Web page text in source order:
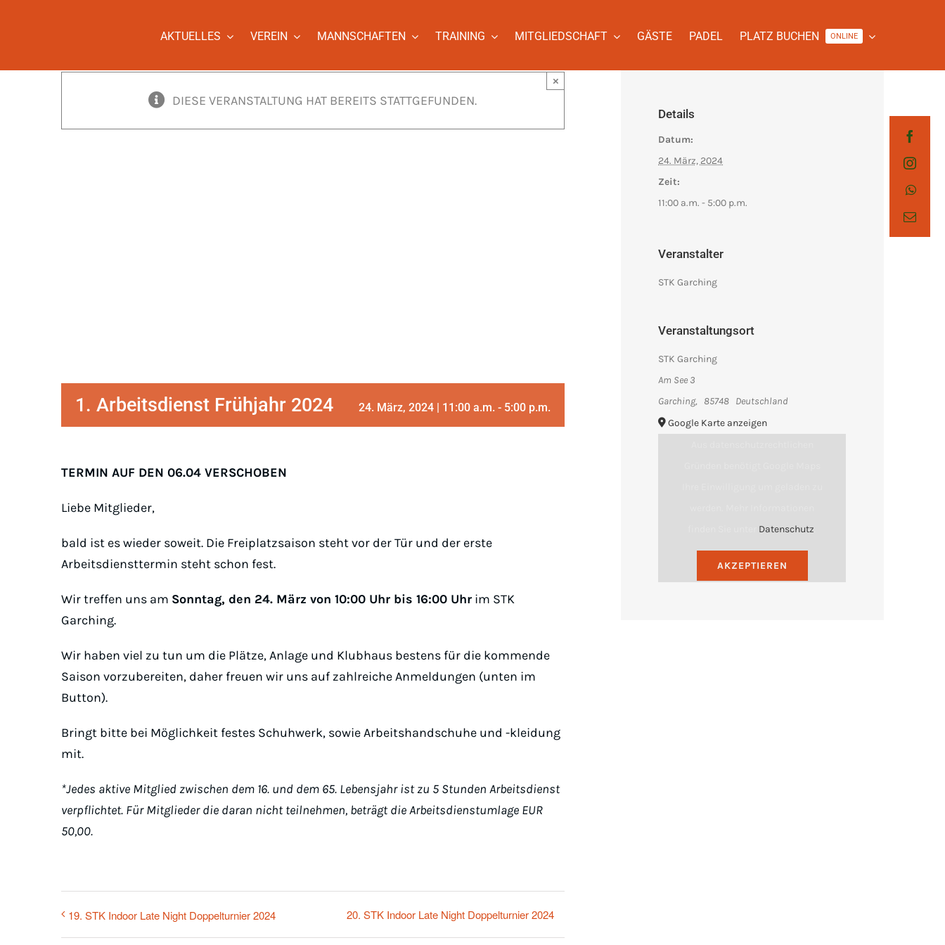
AKTUELLES VEREIN MANNSCHAFTEN TRAINING MITGLIEDSCHAFT GÄSTE PADEL PLATZ BUCHEN ONLINE
DIESE VERANSTALTUNG HAT BEREITS STATTGEFUNDEN.
×
1. Arbeitsdienst Frühjahr 2024 24. März, 2024 | 11:00 a.m. - 5:00 p.m.
TERMIN AUF DEN 06.04 VERSCHOBEN
Liebe Mitglieder,
bald ist es wieder soweit. Die Freiplatzsaison steht vor der Tür und der erste
Arbeitsdiensttermin steht schon fest.
Wir treffen uns am Sonntag, den 24. März von 10:00 Uhr bis 16:00 Uhr im STK
Garching.
Wir haben viel zu tun um die Plätze, Anlage und Klubhaus bestens für die kommende
Saison vorzubereiten, daher freuen wir uns auf zahlreiche Anmeldungen (unten im
Button).
Bringt bitte bei Möglichkeit festes Schuhwerk, sowie Arbeitshandschuhe und -kleidung
mit.
*Jedes aktive Mitglied zwischen dem 16. und dem 65. Lebensjahr ist zu 5 Stunden Arbeitsdienst
verpflichtet. Für Mitglieder die daran nicht teilnehmen, beträgt die Arbeitsdienstumlage EUR
50,00.
19. STK Indoor Late Night Doppelturnier 2024 20. STK Indoor Late Night Doppelturnier 2024
Details
Datum:
24. März, 2024
Zeit:
11:00 a.m. - 5:00 p.m.
Veranstalter
STK Garching
Veranstaltungsort
STK Garching
Am See 3
Garching, 85748 Deutschland
Google Karte anzeigen
Datenschutz
AKZEPTIEREN